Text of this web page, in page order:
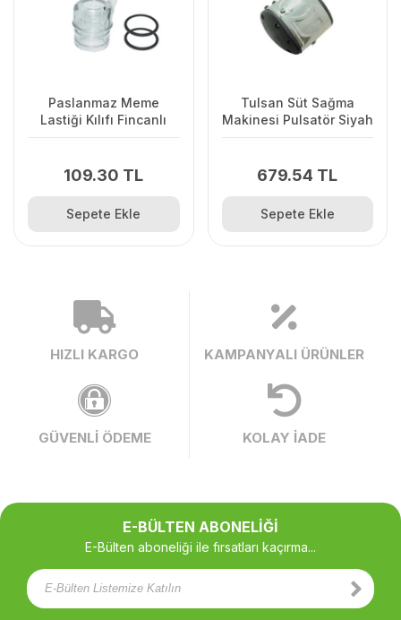
Paslanmaz Meme
Lastiği Kılıfı Fincanlı
109.30 TL
Sepete Ekle
Tulsan Süt Sağma
Makinesi Pulsatör Siyah
679.54 TL
Sepete Ekle
HIZLI KARGO KAMPANYALI ÜRÜNLER
GÜVENLİ ÖDEME KOLAY İADE
E-BÜLTEN ABONELİĞİ
E-Bülten aboneliği ile fırsatları kaçırma...